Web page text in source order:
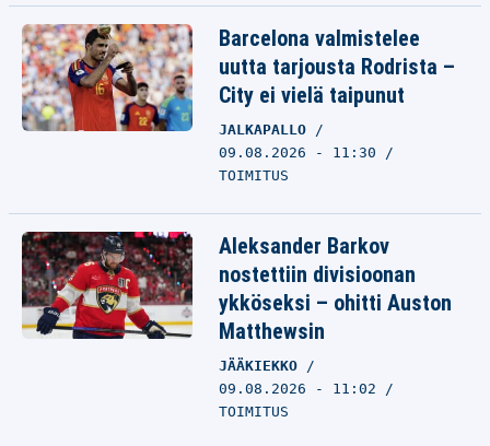
Barcelona valmistelee
uutta tarjousta Rodrista –
City ei vielä taipunut
JALKAPALLO
09.08.2026 - 11:30
TOIMITUS
Aleksander Barkov
nostettiin divisioonan
ykköseksi – ohitti Auston
Matthewsin
JÄÄKIEKKO
09.08.2026 - 11:02
TOIMITUS